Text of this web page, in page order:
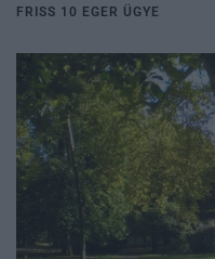
FRISS 10 EGER ÜGYE